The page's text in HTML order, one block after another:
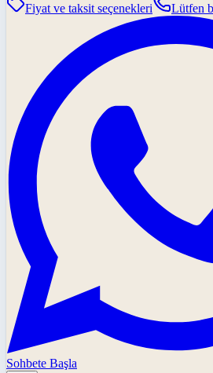
Fiyat ve taksit seçenekleri
Lütfen
Sohbete Başla